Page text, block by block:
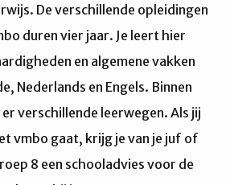
De verschillende opleidingen
duren vier jaar. Je leert hier
en algemene vakken
Nederlands en Engels. Binnen
verschillende leerwegen. Als jij
vmbo gaat, krijg je van je juf of
8 een schooladvies voor de